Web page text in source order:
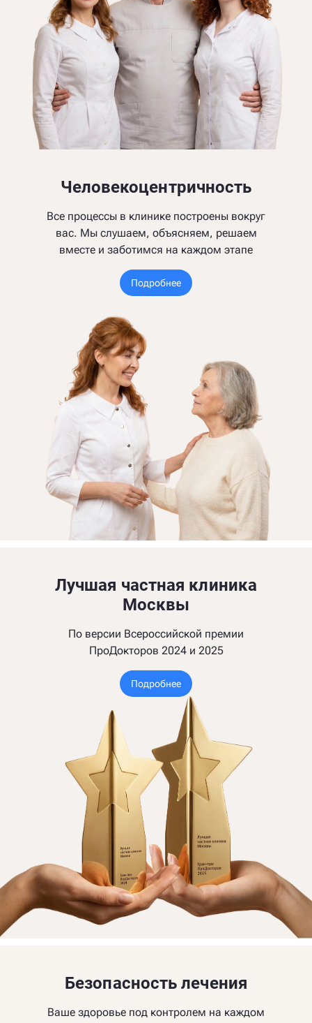
Человекоцентричность
Все процессы в клинике построены вокруг
вас. Мы слушаем, объясняем, решаем
вместе и заботимся на каждом этапе
Подробнее
Лучшая частная клиника
Москвы
По версии Всероссийской премии
ПроДокторов 2024 и 2025
Подробнее
Безопасность лечения
Ваше здоровье под контролем на каждом